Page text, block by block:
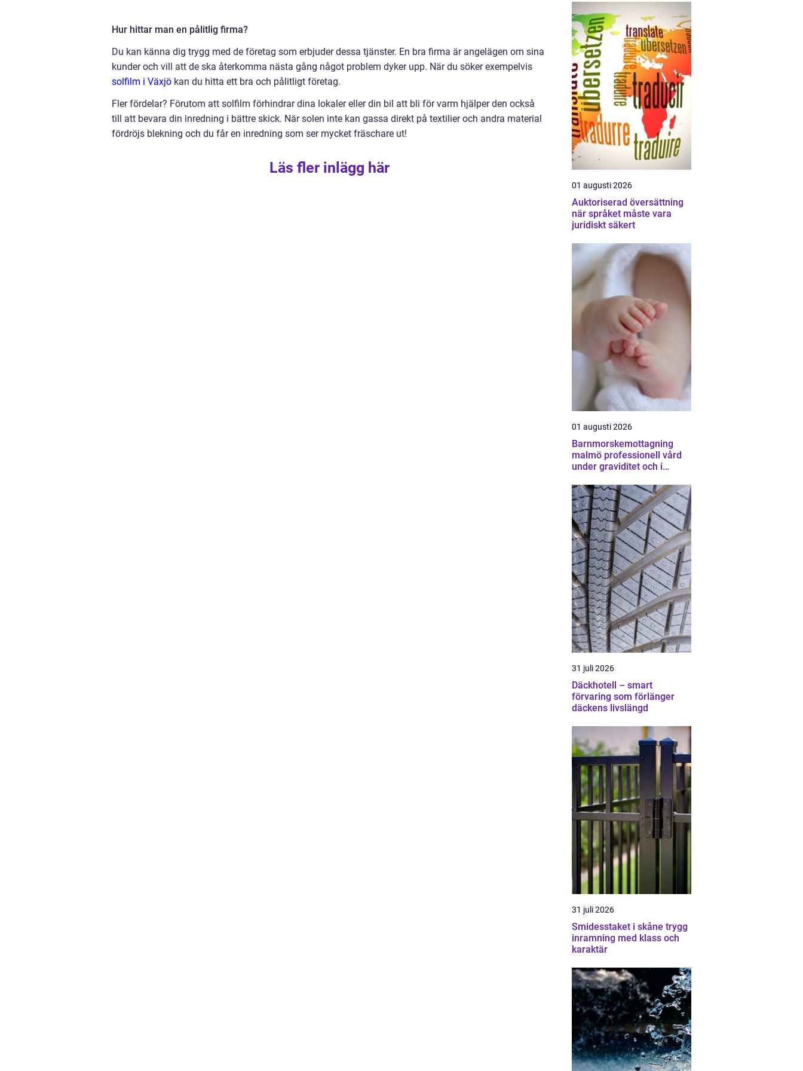
Hur hittar man en pålitlig firma?
Du kan känna dig trygg med de företag som erbjuder dessa tjänster. En bra firma är angelägen om sina
kunder och vill att de ska återkomma nästa gång något problem dyker upp. När du sökerexempelvis
solfilm i Växjö kan du hitta ett bra och pålitligt företag.
Fler fördelar? Förutom att solfilm förhindrar dina lokaler eller din bil att bli för varm hjälper den också
till att bevara din inredning i bättre skick. När solen inte kan gassa direkt på textilier och andra material
fördröjs blekning och du får en inredning som ser mycket fräschare ut!
Läs fler inlägg här
01 augusti 2026
Auktoriserad översättning
när språket måste vara
juridiskt säkert
01 augusti 2026
Barnmorskemottagning
malmö professionell vård
under graviditet och i
31 juli 2026
Däckhotell – smart
förvaring som förlänger
däckens livslängd
31 juli 2026
Smidesstaket i skåne trygg
inramning med klass och
karaktär